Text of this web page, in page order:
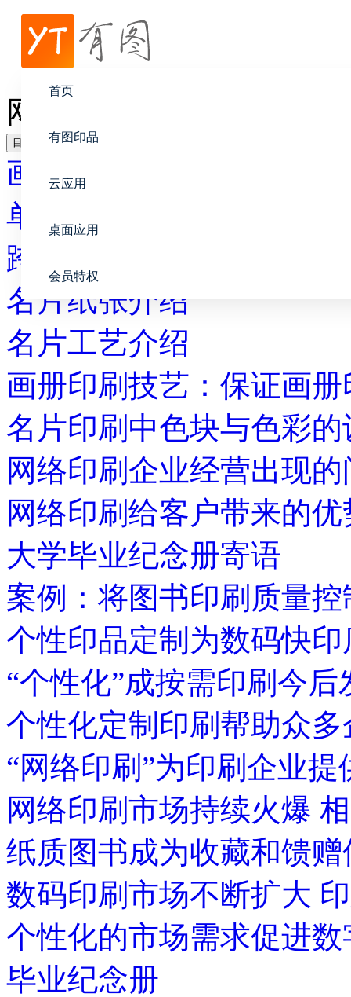
首页
有图印品
云应用
桌面应用
会员特权
帮助中心
画册设计
网印时代文化创意在个
目录
画册设计
单页布局指南
跨页布局指南
名片纸张介绍
名片工艺介绍
画册印刷技艺：保证画
名片印刷中色块与色彩
网络印刷企业经营出现
网络印刷给客户带来的优
大学毕业纪念册寄语
案例：将图书印刷质量控
个性印品定制为数码快
“个性化”成按需印刷今
个性化定制印刷帮助众多
“网络印刷”为印刷企业
网络印刷市场持续火爆
纸质图书成为收藏和馈
数码印刷市场不断扩大
个性化的市场需求促进
毕业纪念册